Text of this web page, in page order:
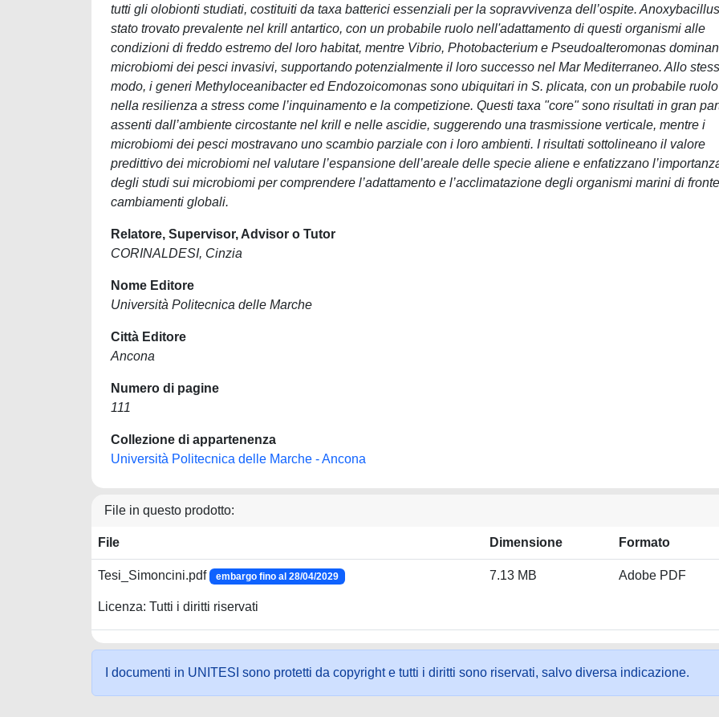
tutti gli olobionti studiati, costituiti da taxa batterici essenziali per la sopravvivenza dell’ospite.
stato trovato prevalente nel krill antartico, con un probabile ruolo nell'adattamento di questi organismi alle
condizioni di freddo estremo del loro habitat, mentre Vibrio, Photobacterium e Pseudoalteromonas
microbiomi dei pesci invasivi, supportando potenzialmente il loro successo nel Mar Mediterraneo. Allo
modo, i generi Methyloceanibacter ed Endozoicomonas sono ubiquitari in S. plicata, con un probabile ruolo
nella resilienza a stress come l’inquinamento e la competizione. Questi taxa "core" sono risultati in gran
assenti dall’ambiente circostante nel krill e nelle ascidie, suggerendo una trasmissione verticale, mentre i
microbiomi dei pesci mostravano uno scambio parziale con i loro ambienti. I risultati sottolineano il valore
predittivo dei microbiomi nel valutare l’espansione dell’areale delle specie aliene e enfatizzano
degli studi sui microbiomi per comprendere l’adattamento e l’acclimatazione degli organismi marini di
cambiamenti globali.
Relatore, Supervisor, Advisor o Tutor
CORINALDESI, Cinzia
Nome Editore
Università Politecnica delle Marche
Città Editore
Ancona
Numero di pagine
111
Collezione di appartenenza
Università Politecnica delle Marche - Ancona
File in questo prodotto:
File Dimensione Formato
Tesi_Simoncini.pdf embargo fino al 28/04/2029
Licenza: Tutti i diritti riservati
7.13 MB Adobe PDF
I documenti in UNITESI sono protetti da copyright e tutti i diritti sono riservati, salvo diversa indicazione.